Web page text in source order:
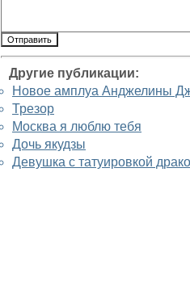
Другие публикации:
Новое амплуа Анджелины
Трезор
Москва я люблю тебя
Дочь якудзы
Девушка с татуировкой